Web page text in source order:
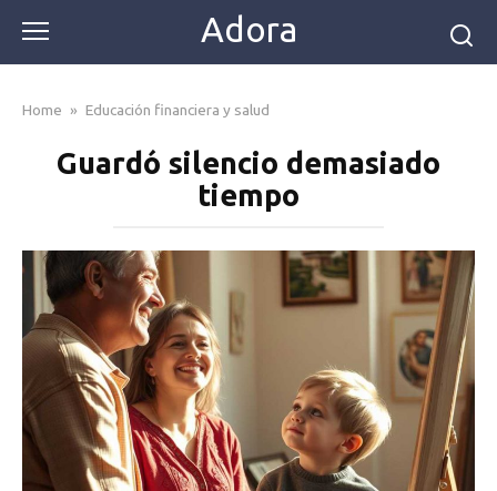
content
Adora
Home » Educación financiera y salud
Guardó silencio demasiado
tiempo